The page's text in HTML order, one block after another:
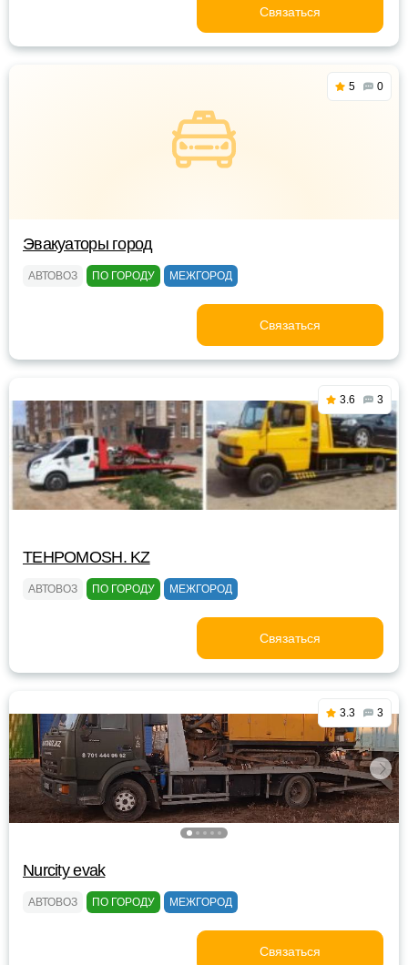
Связаться
5 0
Эвакуаторы город
АВТОВОЗ ПО ГОРОДУ МЕЖГОРОД
Связаться
3.6 3
TEHPOMOSH. KZ
АВТОВОЗ ПО ГОРОДУ МЕЖГОРОД
Связаться
3.3 3
Nurcity evak
АВТОВОЗ ПО ГОРОДУ МЕЖГОРОД
Связаться